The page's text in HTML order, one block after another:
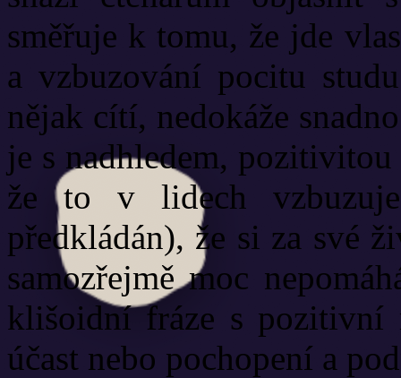
směřuje k tomu, že jde
a vzbuzování pocitu
nějak cítí, nedokáže
je s nadhledem,
že to v lidech
předkládán), že si za své
samozřejmě moc
klišoidní fráze s pozitivní
účast nebo pochopení a